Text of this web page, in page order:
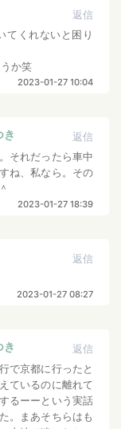
返信
てくれないと困り
か笑
2023-01-27 10:04
返信
それだったら車中
ね、私なら。その
2023-01-27 18:39
返信
2023-01-27 08:27
返信
で京都に行ったと
ているのに離れて
るーーという実話
。まあそちらはも